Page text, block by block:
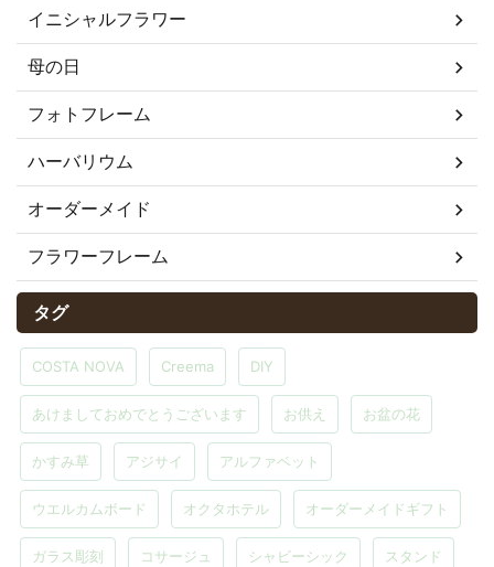
イニシャルフラワー
母の日
フォトフレーム
ハーバリウム
オーダーメイド
フラワーフレーム
タグ
COSTA NOVA Creema DIY
あけましておめでとうございます お供え お盆の花
かすみ草 アジサイ アルファベット
ウエルカムボード オクタホテル オーダーメイドギフト
ガラス彫刻 コサージュ シャビーシック スタンド